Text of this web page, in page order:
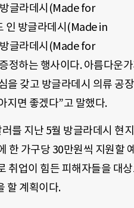
글라데시(Made for
인 방글라데시(Made in
글라데시(Made for
정하는 행사이다. 아름다운가
을 갖고 방글라데시 의류 공
지면 좋겠다”고 말했다.
를 지난 5월 방글라데시 현지
한 가구당 30만원씩 지원할
취업이 힘든 피해자들을 대
할 계획이다.